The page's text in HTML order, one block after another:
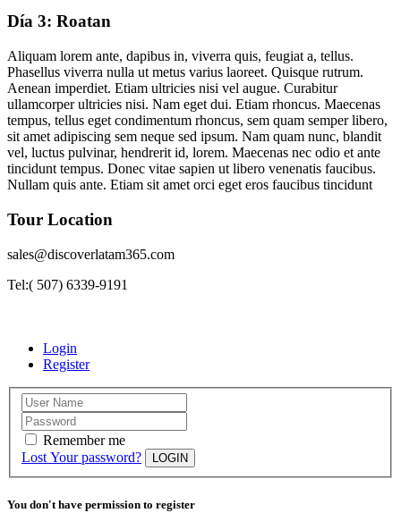
Día 3: Roatan
Aliquam lorem ante, dapibus in, viverra quis, feugiat a, tellus.
Phasellus viverra nulla ut metus varius laoreet. Quisque rutrum.
Aenean imperdiet. Etiam ultricies nisi vel augue. Curabitur
ullamcorper ultricies nisi. Nam eget dui. Etiam rhoncus. Maecenas
tempus, tellus eget condimentum rhoncus, sem quam semper libero,
sit amet adipiscing sem neque sed ipsum. Nam quam nunc, blandit
vel, luctus pulvinar, hendrerit id, lorem. Maecenas nec odio et ante
tincidunt tempus. Donec vitae sapien ut libero venenatis faucibus.
Nullam quis ante. Etiam sit amet orci eget eros faucibus tincidunt
Tour Location
sales@discoverlatam365.com
Tel:( 507) 6339-9191
Login
Register
Remember me
Lost Your password?
LOGIN
You don't have permission to register